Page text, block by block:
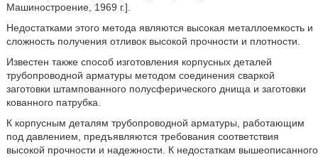
Машиностроение, 1969 г.].
Недостатками этого метода являются высокая металлоемкость и
сложность получения отливок высокой прочности и плотности.
Известен также способ изготовления корпусных деталей
трубопроводной арматуры методом соединения сваркой
заготовки штампованного полусферического днища и заготовки
кованного патрубка.
К корпусным деталям трубопроводной арматуры, работающим
под давлением, предъявляются требования соответствия
высокой прочности и надежности. К недостаткам вышеописанного